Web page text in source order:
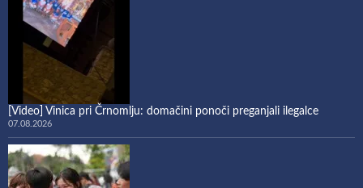
[Video] Vinica pri Črnomlju: domačini ponoči preganjali ilegalce
07.08.2026